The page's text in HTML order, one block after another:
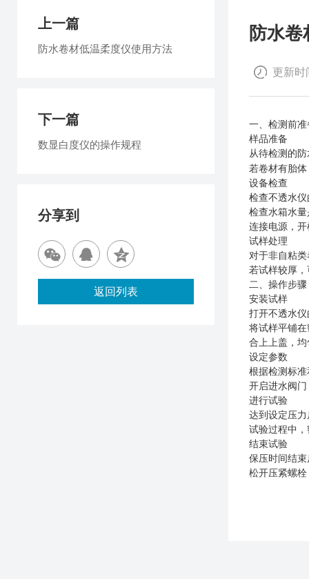
防水
更新时
一、检测前准
样品准备
从待检测的
若卷材有胎
设备检查
检查不透水
检查水箱水
连接电源，
试样处理
对于非自粘
若试样较厚
二、操作步骤
安装试样
打开不透水
将试样平铺
合上上盖，
设定参数
根据检测标
开启进水阀
进行试验
达到设定压
试验过程中
结束试验
保压时间结
松开压紧螺
上一篇
防水卷材低温柔度仪使用方法
下一篇
数显白度仪的操作规程
分享到
返回列表